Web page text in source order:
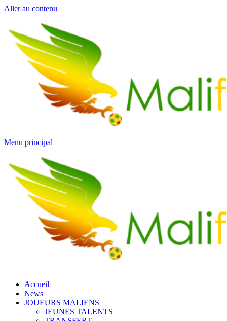
Aller au contenu
Menu principal
Accueil
News
JOUEURS MALIENS
JEUNES TALENTS